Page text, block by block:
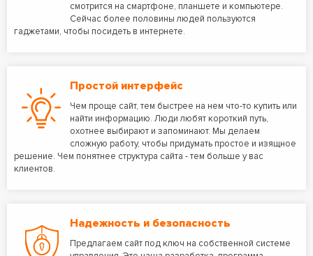
смотрится на смартфоне, планшете и компьютере.
Сейчас более половины людей пользуются
гаджетами, чтобы посидеть в интернете.
Простой интерфейс
Чем проще сайт, тем быстрее на нем что-то купить или
найти информацию. Люди любят короткий путь,
охотнее выбирают и запоминают. Мы делаем
сложную работу, чтобы придумать простое и изящное
решение. Чем понятнее структура сайта - тем больше у вас
клиентов.
Надежность и безопасность
Предлагаем сайт под ключ на собственной системе